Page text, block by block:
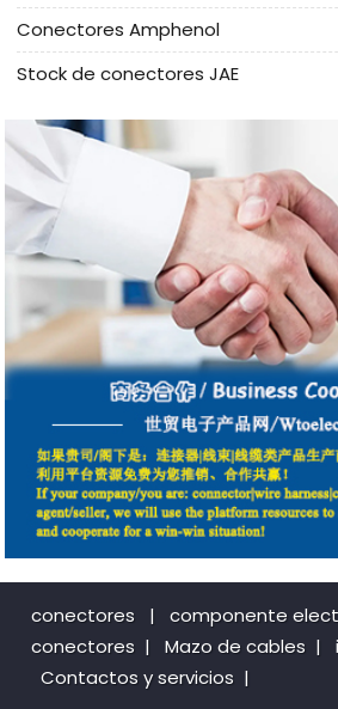
Conectores Amphenol
Stock de conectores JAE
conectores | componente
conectores | Mazo de cables |
Contactos y servicios |